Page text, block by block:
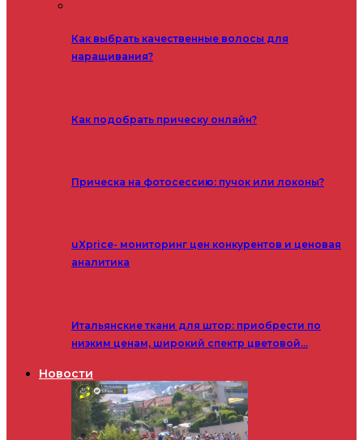
Как выбрать качественные волосы для
наращивания?
Как подобрать прическу онлайн?
Прическа на фотосессию: пучок или локоны?
uXprice- мониторинг цен конкурентов и ценовая
аналитика
Итальянские ткани для штор: приобрести по
низким ценам, широкий спектр цветовой…
Новости